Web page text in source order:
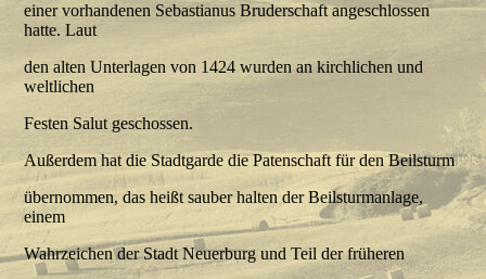
einer vorhandenen Sebastianus Bruderschaft angeschlossen
hatte. Laut
den alten Unterlagen von 1424 wurden an kirchlichen und
weltlichen
Festen Salut geschossen.
Außerdem hat die Stadtgarde die Patenschaft für den Beilsturm
übernommen, das heißt sauber halten der Beilsturmanlage,
einem
Wahrzeichen der Stadt Neuerburg und Teil der früheren